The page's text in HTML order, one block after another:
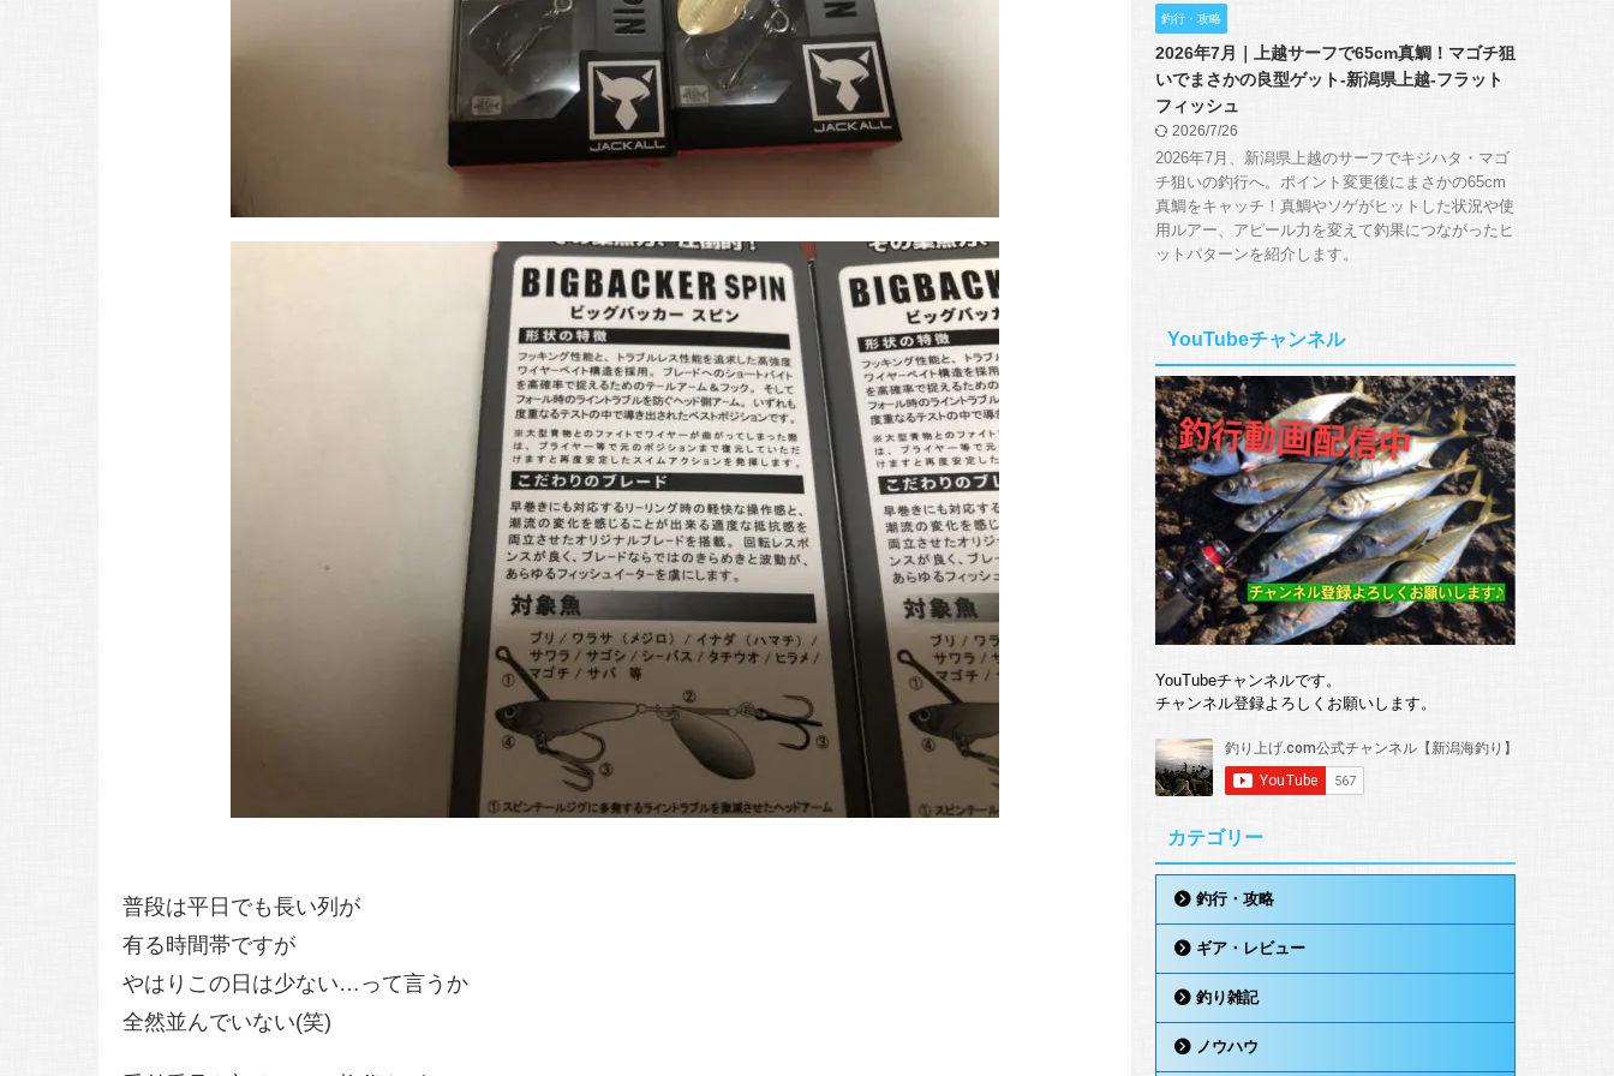
普段は平日でも長い列が
有る時間帯ですが
やはりこの日は少ない…って言うか
全然並んでいない(笑)
釣行・攻略
2026年7月｜上越サーフで65cm真鯛！マゴチ狙
いでまさかの良型ゲット-新潟県上越-フラット
フィッシュ
2026/7/26
2026年7月、新潟県上越のサーフでキジハタ・マゴ
チ狙いの釣行へ。ポイント変更後にまさかの65cm
真鯛をキャッチ！真鯛やソゲがヒットした状況や使
用ルアー、アピール力を変えて釣果につながったヒ
ットパターンを紹介します。
YouTubeチャンネル
YouTubeチャンネルです。
チャンネル登録よろしくお願いします。
カテゴリー
釣行・攻略
ギア・レビュー
釣り雑記
ノウハウ